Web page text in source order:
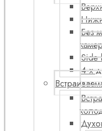
Без
Side
4-х